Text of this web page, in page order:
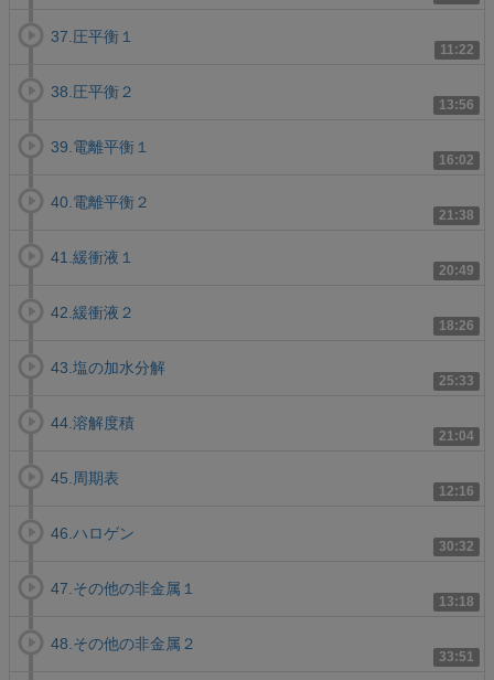
11:22
37.圧平衡１
13:56
38.圧平衡２
16:02
39.電離平衡１
21:38
40.電離平衡２
20:49
41.緩衝液１
18:26
42.緩衝液２
25:33
43.塩の加水分解
21:04
44.溶解度積
12:16
45.周期表
30:32
46.ハロゲン
13:18
47.その他の非金属１
33:51
48.その他の非金属２